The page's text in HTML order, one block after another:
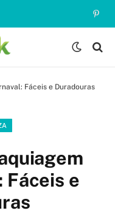
Fáceis e Duradouras
Fáceis e